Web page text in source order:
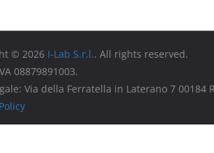
© 2026 I-Lab S.r.l.. All rights reserved.
08879891003.
Via della Ferratella in Laterano 7 00184